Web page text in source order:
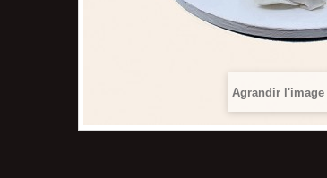
Agrandir l'image